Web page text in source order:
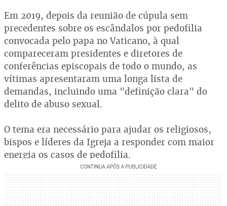
Em 2019, depois da reunião de cúpula sem
precedentes sobre os escândalos por pedofilia
convocada pelo papa no Vaticano, à qual
compareceram presidentes e diretores de
conferências episcopais de todo o mundo, as
vítimas apresentaram uma longa lista de
demandas, incluindo uma "definição clara" do
delito de abuso sexual.
O tema era necessário para ajudar os religiosos,
bispos e líderes da Igreja a responder com maior
energia os casos de pedofilia.